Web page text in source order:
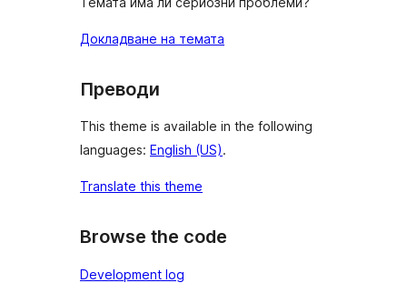
Докладване на темата
Преводи
This theme is available in the following
languages: English (US).
Translate this theme
Browse the code
Development log